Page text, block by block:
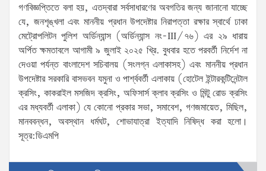
গণবিজ্ঞপ্তিতে বলা হয়, এতদ্বারা সর্বসাধারণের অবগতির জন্য জানানো যাচ্ছে
যে, জনশৃঙ্খলা এবং মাননীয় প্রধান উপদেষ্টার নিরাপত্তা রক্ষার স্বার্থে ঢাকা
মেট্রোপলিটন পুলিশ অর্ডিন্যান্স (অর্ডিন্যান্স নং-III/৭৬) এর ২৯ ধারায়
অর্পিত ক্ষমতাবলে আগামী ৯ জুলাই ২০২৫ খ্রি. বুধবার হতে পরবর্তী নির্দেশ না
দেওয়া পর্যন্ত বাংলাদেশ সচিবালয় (সংলগ্ন এলাকাসহ) এবং মাননীয় প্রধান
উপদেষ্টার সরকারি বাসভবন যমুনা ও পার্শ্ববর্তী এলাকায় (হোটেল ইন্টারকন্টিনেন্টাল
ক্রসিং, কাকরাইল মসজিদ ক্রসিং, অফিসার্স ক্লাব ক্রসিং ও মিন্টু রোড ক্রসিং
এর মধ্যবর্তী এলাকা) যে কোনো প্রকার সভা, সমাবেশ, গণজমায়েত, মিছিল,
মানববন্ধন, অবস্থান ধর্মঘট, শোভাযাত্রা ইত্যাদি নিষিদ্ধ করা হলো।
সূত্র:ডিএমপি